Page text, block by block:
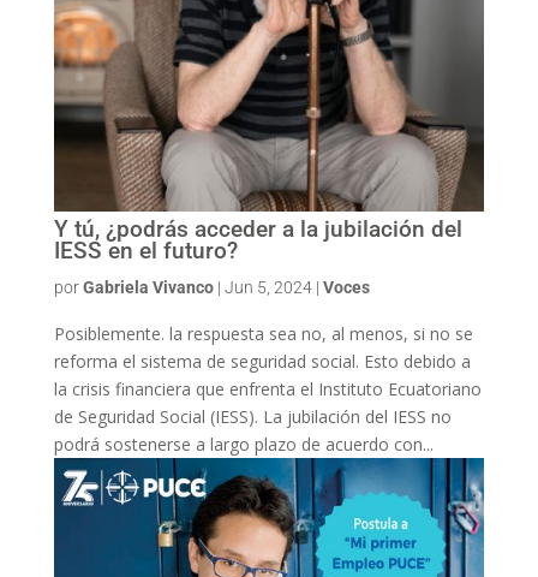
Y tú, ¿podrás acceder a la jubilación del
IESS en el futuro?
porGabriela Vivanco| Jun 5, 2024| Voces
Posiblemente. la respuesta sea no, al menos, si no se
reforma el sistema de seguridad social. Esto debido a
la crisis financiera que enfrenta el Instituto Ecuatoriano
de Seguridad Social (IESS). La jubilación del IESS no
podrá sostenerse a largo plazo de acuerdo con...